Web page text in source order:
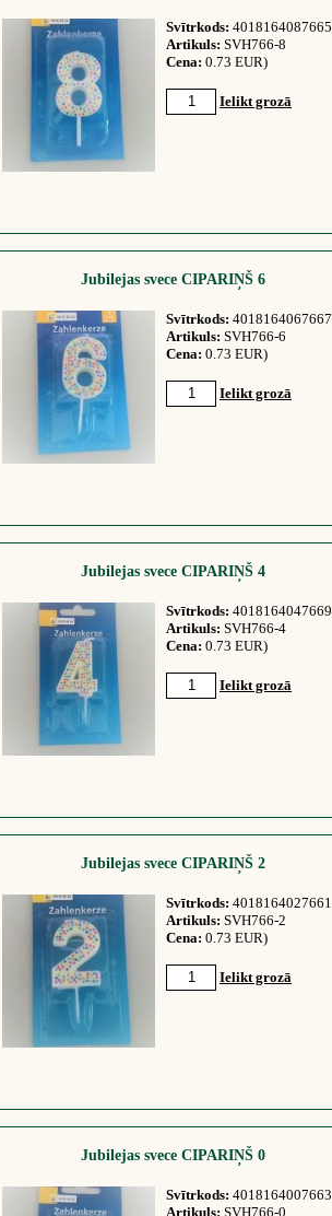
Svītrkods: 4018164087665
Artikuls: SVH766-8
Cena: 0.73 EUR)
Ielikt grozā
Jubilejas svece CIPARIŅŠ 6
Svītrkods: 4018164067667
Artikuls: SVH766-6
Cena: 0.73 EUR)
Ielikt grozā
Jubilejas svece CIPARIŅŠ 4
Svītrkods: 4018164047669
Artikuls: SVH766-4
Cena: 0.73 EUR)
Ielikt grozā
Jubilejas svece CIPARIŅŠ 2
Svītrkods: 4018164027661
Artikuls: SVH766-2
Cena: 0.73 EUR)
Ielikt grozā
Jubilejas svece CIPARIŅŠ 0
Svītrkods: 4018164007663
Artikuls: SVH766-0